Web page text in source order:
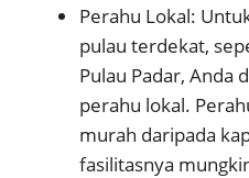
Perahu Lokal:
pulau terdekat,
Pulau Padar, Anda
perahu lokal.
murah daripada
fasilitasnya